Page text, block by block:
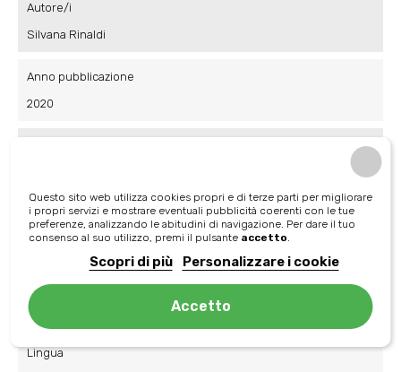
Autore/i
Silvana Rinaldi
Anno pubblicazione
2020
Tema libri
Temi personali e sociali sessualità e relazioni (bambini e ragazzi)
ISBN
8832279096
Lingua
Questo sito web utilizza cookies propri e di terze parti per migliorare
i propri servizi e mostrare eventuali pubblicità coerenti con le tue
preferenze, analizzando le abitudini di navigazione. Per dare il tuo
consenso al suo utilizzo, premi il pulsante accetto
Scopri di più Personalizzare i cookie
Accetto